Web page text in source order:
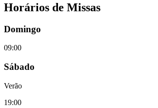
Horários de Missas
Domingo
09:00
Sábado
Verão
19:00